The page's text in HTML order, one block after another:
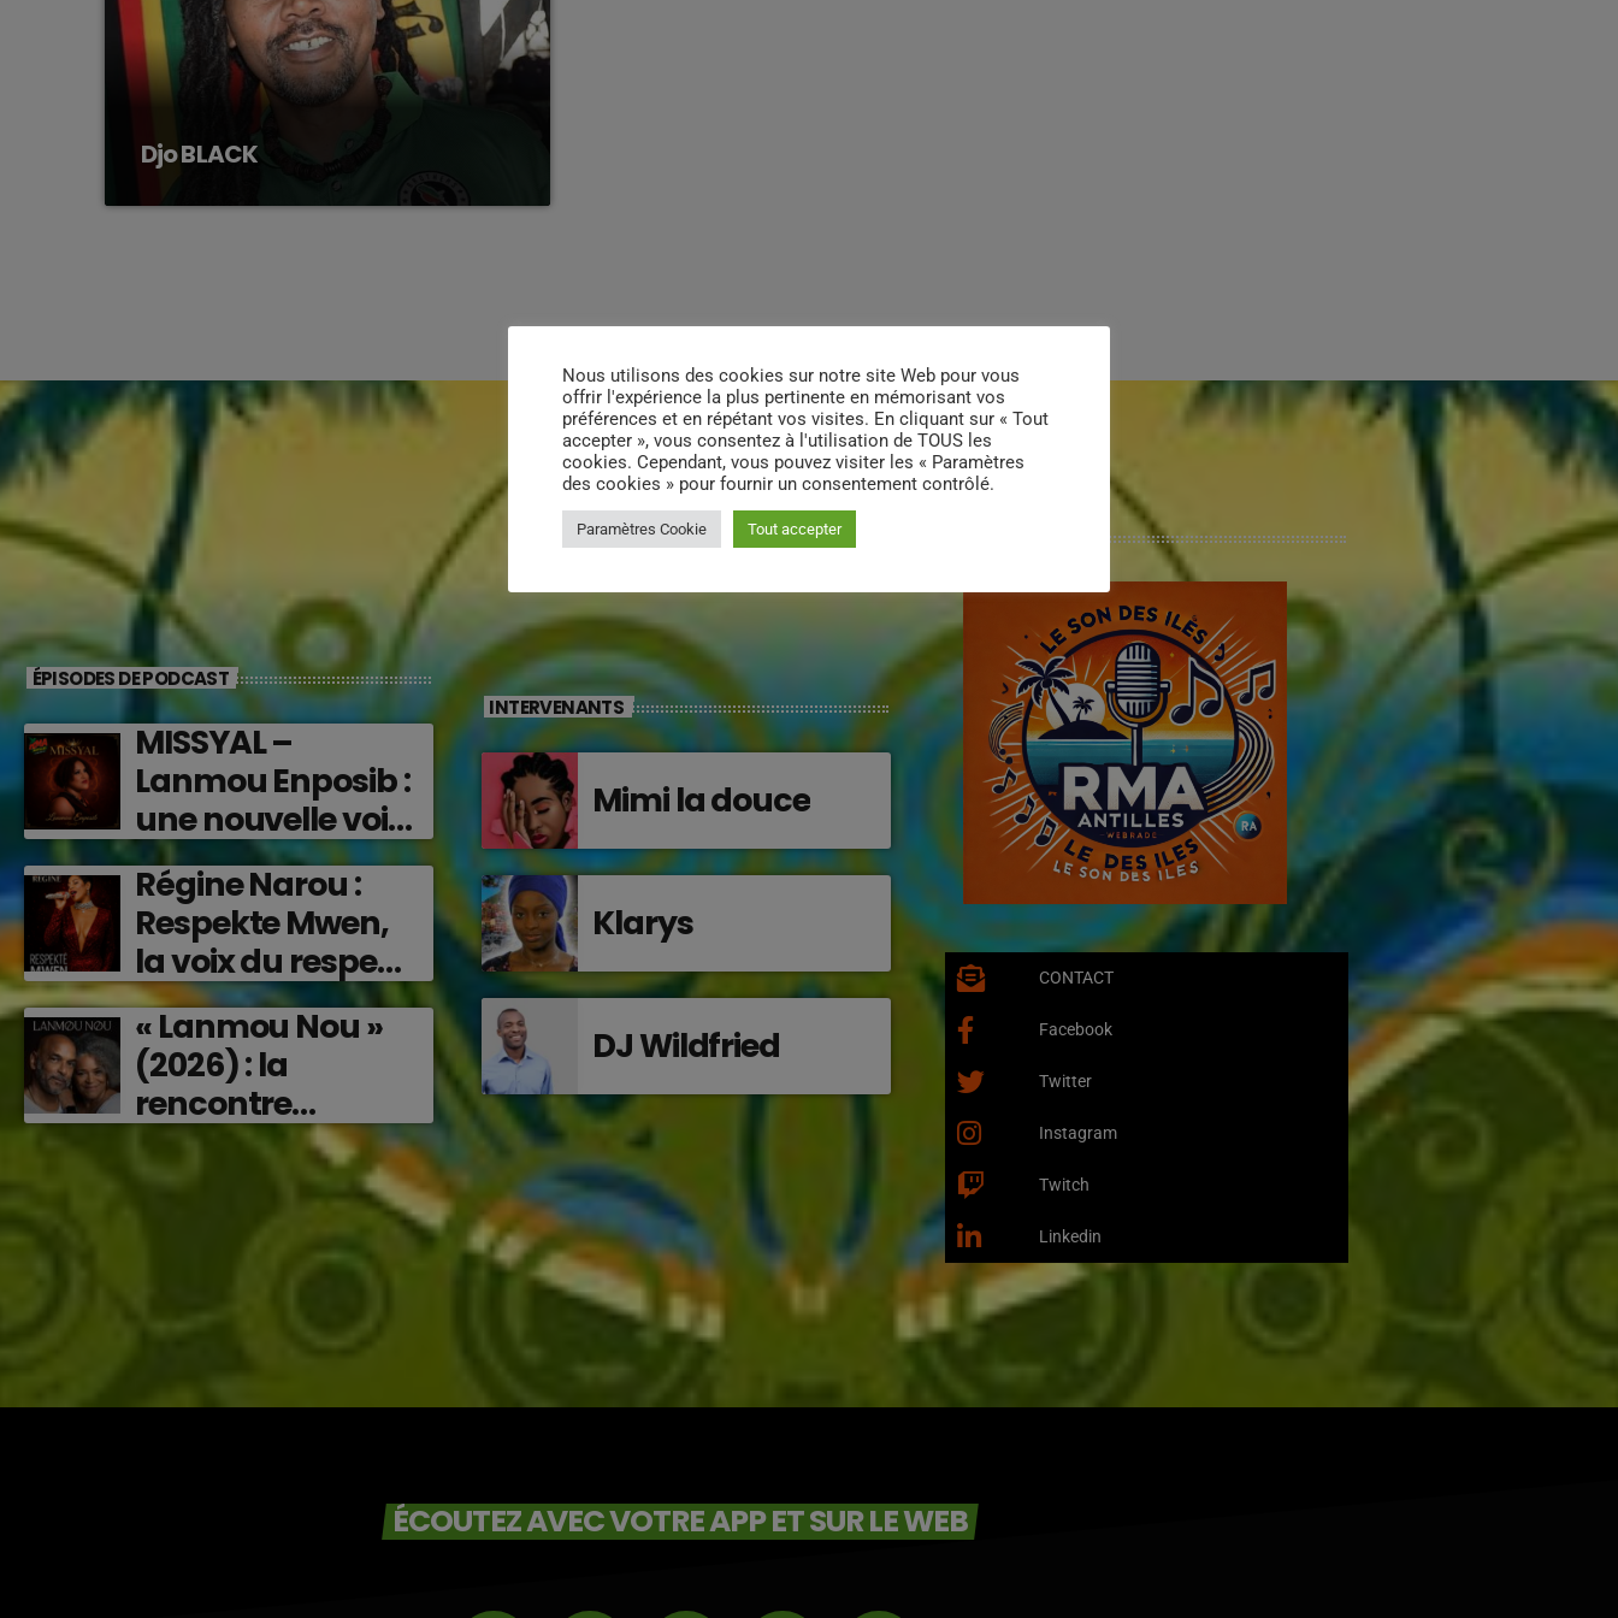
Djo BLACK
ÉPISODES DE PODCAST
MISSYAL –
Lanmou Enposib :
une nouvelle voix
caribéenne qui
transforme les
émotions en
musique (2026)
Régine Narou :
Respekte Mwen,
la voix du respect
‘2026)
« Lanmou Nou »
(2026) : la
rencontre
vibrante entre
Victor O et
Jocelyne Béroard
INTERVENANTS
Mimi la douce
Klarys
DJ Wildfried
CONTACT
Facebook
Twitter
Instagram
Twitch
Linkedin
ÉCOUTEZ AVEC VOTRE APP ET SUR LE WEB
Nous utilisons des cookies sur notre site Web pour vous
offrir l'expérience la plus pertinente en mémorisant vos
préférences et en répétant vos visites. En cliquant sur « Tout
accepter », vous consentez à l'utilisation de TOUS les
cookies. Cependant, vous pouvez visiter les « Paramètres
des cookies » pour fournir un consentement contrôlé.
Paramètres Cookie Tout accepter